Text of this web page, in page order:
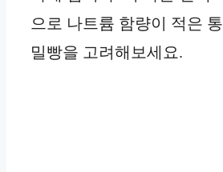
으로 나트륨 함량이 적은 통
밀빵을 고려해보세요.